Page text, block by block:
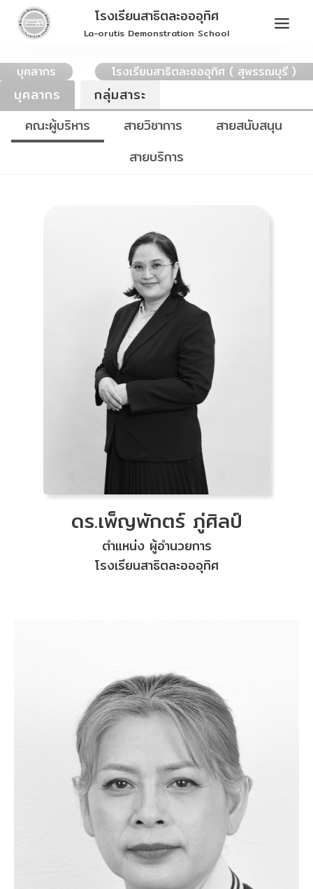
Skip
โรงเรียนสาธิตละอออุทิศ
La-orutis Demonstration School
บุคลากร โรงเรียนสาธิตละอออุทิศ ( สุพรรณบุรี )
บุคลากร
กลุ่มสาระ
คณะผู้บริหาร
สายวิชาการ
สายสนับสนุน
สายบริการ
ดร.เพ็ญพักตร์ ภู่ศิลป์
ตำแหน่ง ผู้อำนวยการ
โรงเรียนสาธิตละอออุทิศ